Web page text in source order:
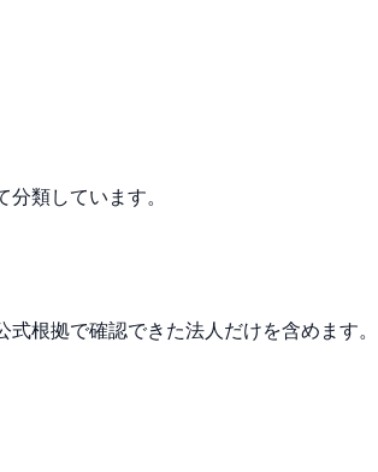
類しています。
根拠で確認できた法人だけを含めます。